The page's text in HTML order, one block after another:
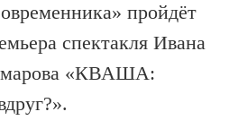
пройдёт
спектакля Ивана
«КВАША: